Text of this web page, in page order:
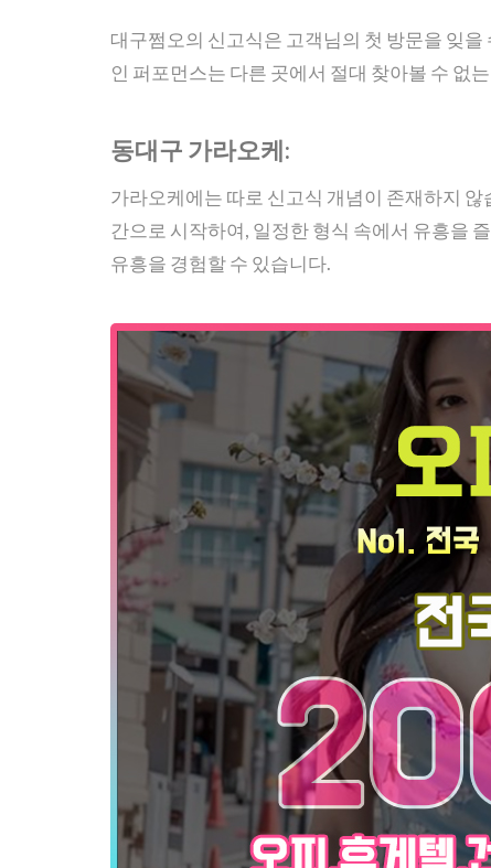
대구쩜오의 신고식은 고객님의 첫 방문을 잊
인 퍼포먼스는 다른 곳에서 절대 찾아볼 수 없
동대구 가라오케:
가라오케에는 따로 신고식 개념이 존재하지
간으로 시작하여, 일정한 형식 속에서 유흥을
유흥을 경험할 수 있습니다.